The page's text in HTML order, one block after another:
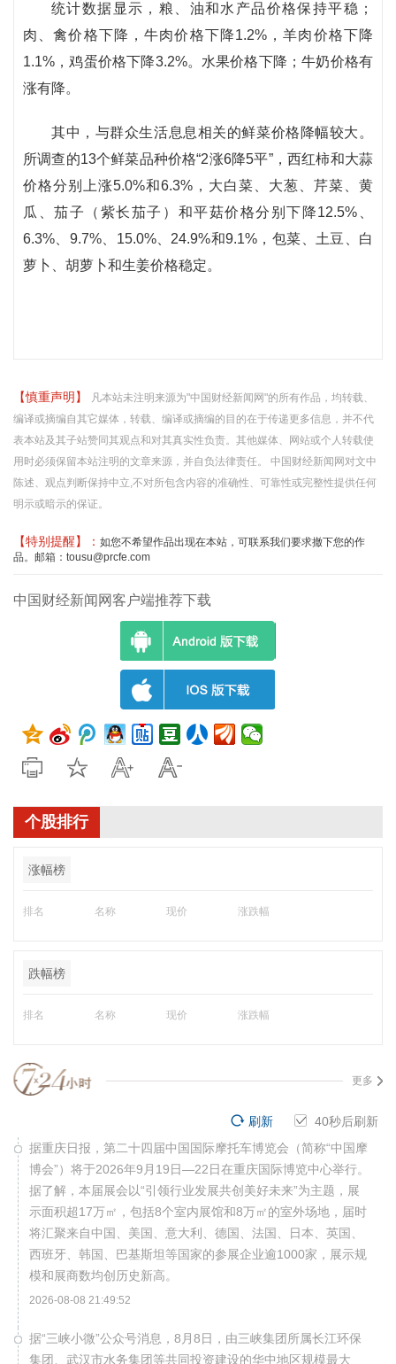
统计数据显示，粮、油和水产品价格保持平稳；
肉、禽价格下降，牛肉价格下降1.2%，羊肉价格下降
1.1%，鸡蛋价格下降3.2%。水果价格下降；牛奶价格有
涨有降。
其中，与群众生活息息相关的鲜菜价格降幅较大。
所调查的13个鲜菜品种价格“2涨6降5平”，西红柿和大蒜
价格分别上涨5.0%和6.3%，大白菜、大葱、芹菜、黄
瓜、茄子（紫长茄子）和平菇价格分别下降12.5%、
6.3%、9.7%、15.0%、24.9%和9.1%，包菜、土豆、白
萝卜、胡萝卜和生姜价格稳定。
【慎重声明】
凡本站未注明来源为"中国财经新闻网"的所有作品，均转载、
编译或摘编自其它媒体，转载、编译或摘编的目的在于传递更多信息，并不代
表本站及其子站赞同其观点和对其真实性负责。其他媒体、网站或个人转载使
用时必须保留本站注明的文章来源，并自负法律责任。 中国财经新闻网对文中
陈述、观点判断保持中立,不对所包含内容的准确性、可靠性或完整性提供任何
明示或暗示的保证。
【特别提醒】： 如您不希望作品出现在本站，可联系我们要求撤下您的作
品。邮箱：tousu@prcfe.com
中国财经新闻网客户端推荐下载
个股排行
涨幅榜
排名 名称 现价 涨跌幅
跌幅榜
排名 名称 现价 涨跌幅
更多
40秒后刷新
刷新
据重庆日报，第二十四届中国国际摩托车博览会（简称“中国摩
博会”）将于2026年9月19日—22日在重庆国际博览中心举行。
据了解，本届展会以“引领行业发展共创美好未来”为主题，展
示面积超17万㎡，包括8个室内展馆和8万㎡的室外场地，届时
将汇聚来自中国、美国、意大利、德国、法国、日本、英国、
西班牙、韩国、巴基斯坦等国家的参展企业逾1000家，展示规
模和展商数均创历史新高。
2026-08-08 21:49:52
据“三峡小微”公众号消息，8月8日，由三峡集团所属长江环保
集团、武汉市水务集团等共同投资建设的华中地区规模最大